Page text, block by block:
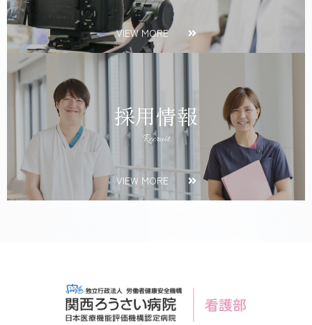
VIEW MORE
採用情報
Recruit
VIEW MORE